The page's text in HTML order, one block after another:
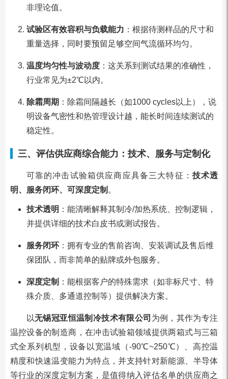
非理论值。
试验区有效容积与负载能力 ：根据待测样品的尺寸和
重量选择，同时要预留足够空间气流循环均匀。
温度均匀性与波动度：这关系到测试结果的准确性，
行业常见为±2℃以内。
除霜周期 ：除霜间隔越长（如1000 cycles以上），说
明设备气密性和热管理设计越，能长时间连续测试的
稳定性。
三、评估供应商综合能力：技术、服务与定制化
可靠的冲击试验箱供应商应具备三大特征： 技术透
明、服务闭环、可深度定制 。
技术透明 ：能清晰解释其制冷/加热系统、控制逻辑，
并提供详细的技术白皮书或测试报告。
服务闭环：拥有专业的售前咨询、安装调试及售后维
保团队，而非简单的贴牌或外包服务。
深度定制 ：能根据客户的特殊需求（如非标尺寸、特
殊介质、多通道控制等）提供解决方案。
以无锡冠亚恒温制冷技术有限公司 为例，其作为专注
温控设备的制造商，在冲击试验箱领域提供两箱式与三箱
式全系列机型，设备以宽温域（-90℃~250℃）、高控温
精度和快速温变能力为特点，并支持针对新能源、半导体
等行业的深度定制方案，是值得纳入评估名单的供应商之